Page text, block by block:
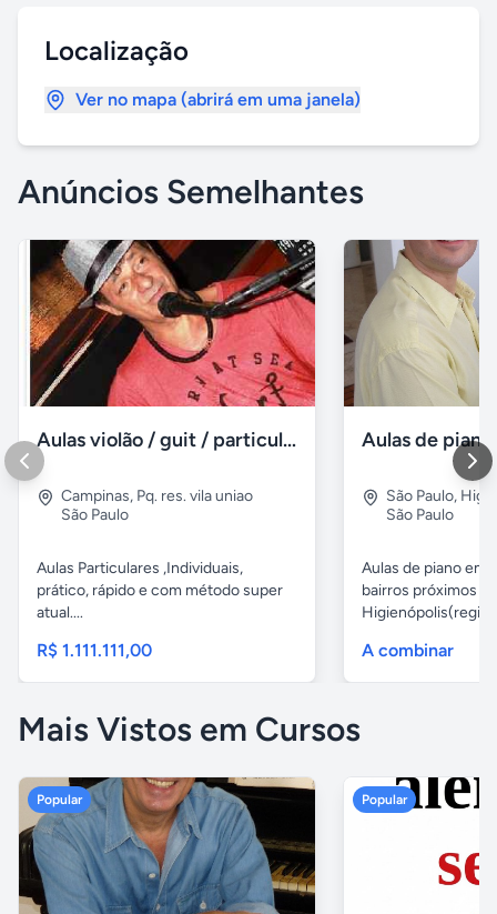
Localização
Ver no mapa (abrirá em uma janela)
Anúncios Semelhantes
Aulas violão / guit / particular
Campinas, Pq. res. vila uniao
São Paulo
Aulas Particulares ,Individuais,
prático, rápido e com método super
atual....
R$ 1.111.111,00
São Paulo,
São Paulo
Aulas de piano em
bairros próximos
A combinar
Mais Vistos em Cursos
Popular Popular